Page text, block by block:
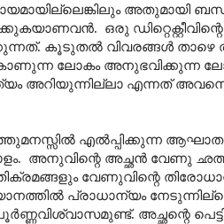
അതുമായി
ഒരു
കൂടുതൽ വിവരങ്ങൾ
ലോകം അനുഭവിക്കുന്ന
എന്നത് അവനെ
എൽപ്പിക്കുന്ന
അനുവിന്റെ അച്ഛൻ വേണു
വേണുവിന്റെ
പ്രാധാന്യം
അച്ഛന്റെ പെട്ടി